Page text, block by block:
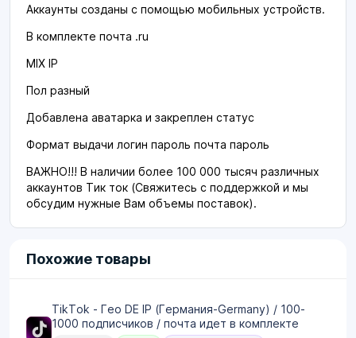
Аккаунты созданы с помощью мобильных устройств.
В комплекте почта .ru
MIX IP
Пол разный
Добавлена аватарка и закреплен статус
Формат выдачи логин пароль почта пароль
ВАЖНО!!! В наличии более 100 000 тысяч различных
аккаунтов Тик ток (Свяжитесь с поддержкой и мы
обсудим нужные Вам объемы поставок).
Похожие товары
TikTok - Гео DE IP (Германия-Germany) / 100-
1000 подписчиков / почта идет в комплекте